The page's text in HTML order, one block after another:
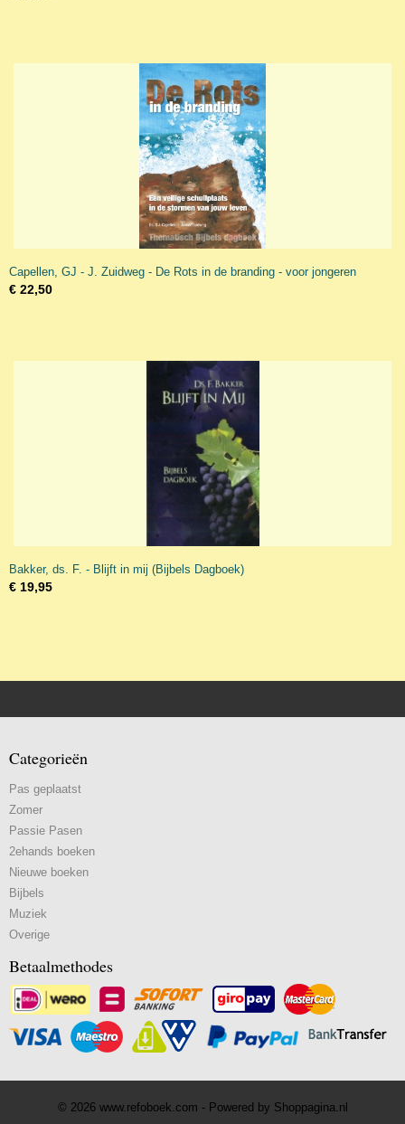
Capellen, GJ - J. Zuidweg - De Rots in de branding - voor jongeren
€ 22,50
Bakker, ds. F. - Blijft in mij (Bijbels Dagboek)
€ 19,95
Categorieën
Pas geplaatst
Zomer
Passie Pasen
2ehands boeken
Nieuwe boeken
Bijbels
Muziek
Overige
Betaalmethodes
© 2026 www.refoboek.com - Powered by Shoppagina.nl